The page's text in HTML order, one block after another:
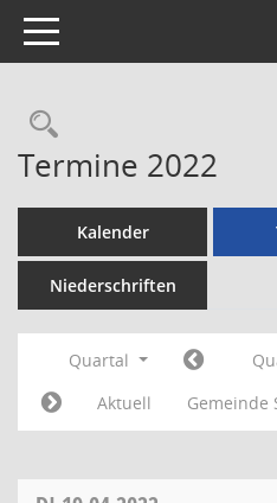
Toggle navigation
Termine 2022
Kalender
Niederschriften
Quartal
Aktuell
Gemeinde